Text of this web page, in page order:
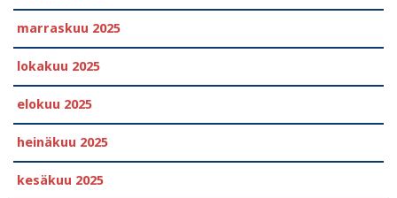
marraskuu 2025
lokakuu 2025
elokuu 2025
heinäkuu 2025
kesäkuu 2025